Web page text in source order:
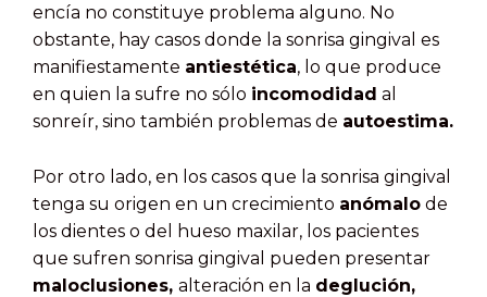
encía no constituye problema alguno. No
obstante, hay casos donde la sonrisa gingival es
manifiestamente antiestética, lo que produce
en quien la sufre no sólo incomodidad al
sonreír, sino también problemas de autoestima.
Por otro lado, en los casos que la sonrisa gingival
tenga su origen en un crecimiento anómalo de
los dientes o del hueso maxilar, los pacientes
que sufren sonrisa gingival pueden presentar
maloclusiones, alteración en la deglución,